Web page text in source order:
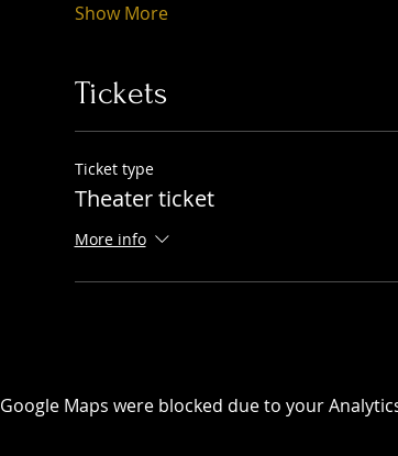
Show More
Tickets
Ticket type
Theater ticket
More info
Google Maps were blocked due to your